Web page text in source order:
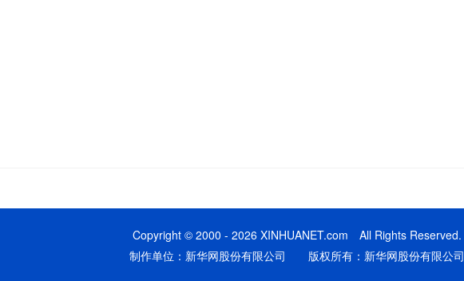
Copyright © 2000 - 2026 XINHUANET.com All Rights Reserved.
制作单位：新华网股份有限公司 版权所有：新华网股份有限公司